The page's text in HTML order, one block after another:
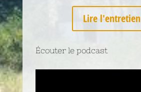
Lire l'entretien
Écouter le podcast